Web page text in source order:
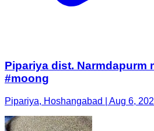
Pipariya dist. Narmdapurm
#moong
Pipariya, Hoshangabad | Aug 6,